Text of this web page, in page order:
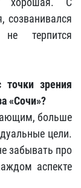
созванивался
терпится
зрения
«Сочи»?
больше
цели.
забывать про
аспекте